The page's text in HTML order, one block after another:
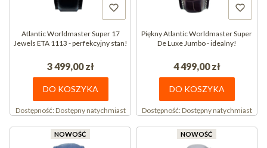
Atlantic Worldmaster Super 17
Jewels ETA 1113 - perfekcyjny stan!
3 499,00 zł
DO KOSZYKA
Dostępność:Dostępny natychmiast
Piękny Atlantic Worldmaster Super
De Luxe Jumbo - idealny!
4 499,00 zł
DO KOSZYKA
Dostępność:Dostępny natychmiast
NOWOŚĆ NOWOŚĆ